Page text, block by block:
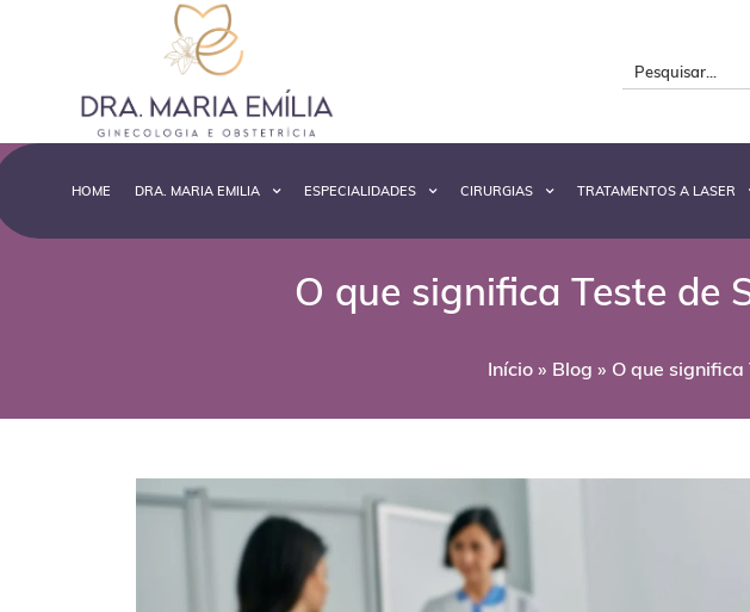
HOME DRA. MARIA EMILIA ESPECIALIDADES CIRURGIAS TRATAMENTOS A LASER
O que significa Teste de
Início» Blog » O que